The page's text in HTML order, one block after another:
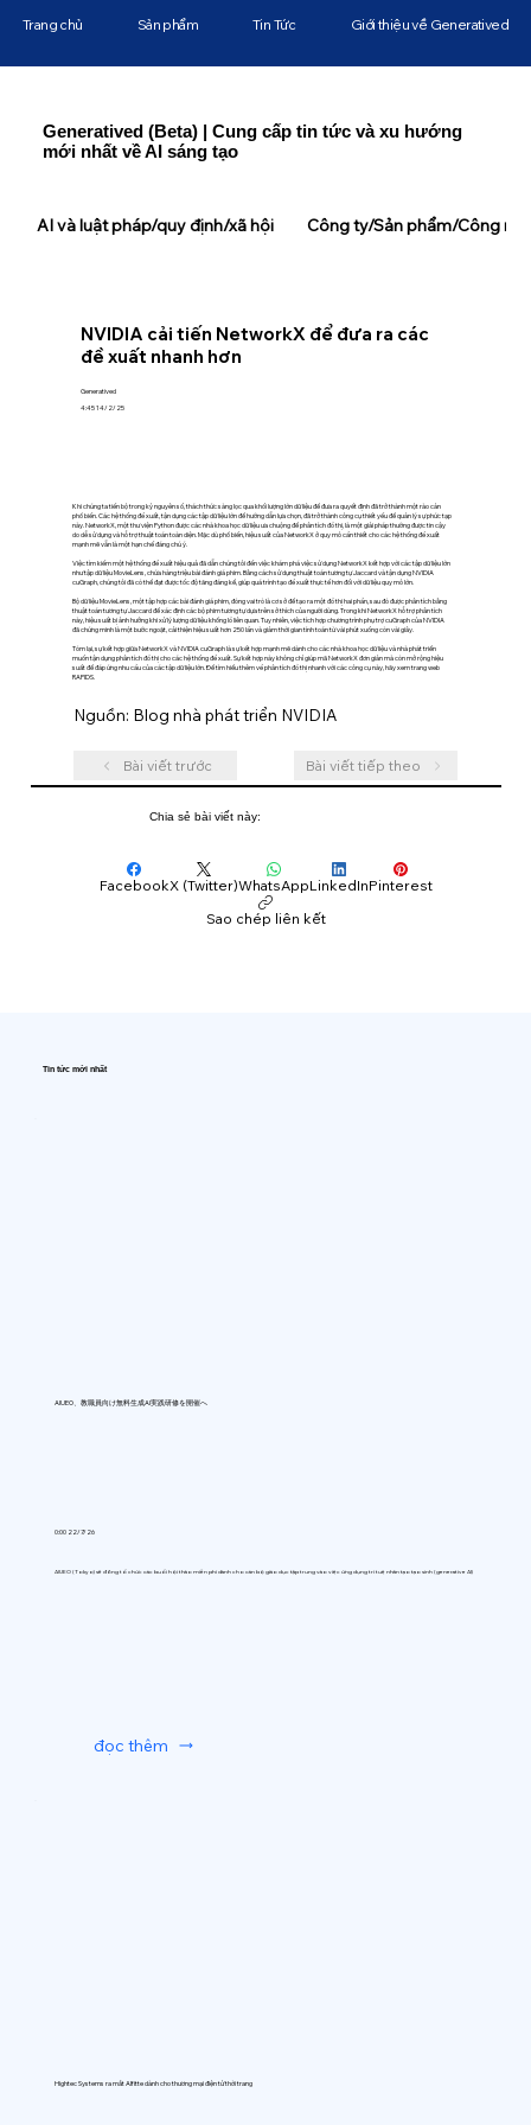
Generatived (Beta) | Cung cấp tin tức và xu hướng
mới nhất về AI sáng tạo
NVIDIA cải tiến NetworkX để đưa ra các
đề xuất nhanh hơn
Generatived
4:45 14/2/25
Khi chúng ta tiến bộ trong kỷ nguyên số, thách thức sàng lọc qua khối lượng lớn dữ liệu để đưa ra quyết định đã trở thành một rào cản
phổ biến. Các hệ thống đề xuất, tận dụng các tập dữ liệu lớn để hướng dẫn lựa chọn, đã trở thành công cụ thiết yếu để quản lý sự phức tạp
này. NetworkX, một thư viện Python được các nhà khoa học dữ liệu ưa chuộng để phân tích đồ thị, là một giải pháp thường được tin cậy
do dễ sử dụng và hỗ trợ thuật toán toàn diện. Mặc dù phổ biến, hiệu suất của NetworkX ở quy mô cần thiết cho các hệ thống đề xuất
mạnh mẽ vẫn là một hạn chế đáng chú ý.
Việc tìm kiếm một hệ thống đề xuất hiệu quả đã dẫn chúng tôi đến việc khám phá việc sử dụng NetworkX kết hợp với các tập dữ liệu lớn
như tập dữ liệu MovieLens, chứa hàng triệu bài đánh giá phim. Bằng cách sử dụng thuật toán tương tự Jaccard và tận dụng NVIDIA
cuGraph, chúng tôi đã có thể đạt được tốc độ tăng đáng kể, giúp quá trình tạo đề xuất thực tế hơn đối với dữ liệu quy mô lớn.
Bộ dữ liệu MovieLens, một tập hợp các bài đánh giá phim, đóng vai trò là cơ sở để tạo ra một đồ thị hai phần, sau đó được phân tích bằng
thuật toán tương tự Jaccard để xác định các bộ phim tương tự dựa trên sở thích của người dùng. Trong khi NetworkX hỗ trợ phân tích
này, hiệu suất bị ảnh hưởng khi xử lý lượng dữ liệu khổng lồ liên quan. Tuy nhiên, việc tích hợp chương trình phụ trợ cuGraph của NVIDIA
đã chứng minh là một bước ngoặt, cải thiện hiệu suất hơn 250 lần và giảm thời gian tính toán từ vài phút xuống còn vài giây.
Tóm lại, sự kết hợp giữa NetworkX và NVIDIA cuGraph là sự kết hợp mạnh mẽ dành cho các nhà khoa học dữ liệu và nhà phát triển
muốn tận dụng phân tích đồ thị cho các hệ thống đề xuất. Sự kết hợp này không chỉ giúp mã NetworkX đơn giản mà còn mở rộng hiệu
suất để đáp ứng nhu cầu của các tập dữ liệu lớn. Để tìm hiểu thêm về phân tích đồ thị nhanh với các công cụ này, hãy xem trang web
RAPIDS.
Nguồn: Blog nhà phát triển NVIDIA
Bài viết trước Bài viết tiếp theo
Trang chủ Sản phẩm Tin Tức Giới thiệu về Generatived
Chia sẻ bài viết này:
FacebookX (Twitter)WhatsAppLinkedInPinterest
Sao chép liên kết
AI và luật pháp/quy định/xã hội Công ty/Sản phẩm/Công
Tin tức mới nhất
AIUEO、教職員向け無料生成AI実践研修を開催へ
0:00 22/7/26
AIUEO (Tokyo) sẽ đồng tổ chức các buổi hội thảo miễn phí dành cho cán bộ giáo dục tập trung vào việc ứng dụng trí tuệ nhân tạo tạo sinh (generative AI)
đọc thêm
Hightec Systems ra mắt AIfitte dành cho thương mại điện tử thời trang